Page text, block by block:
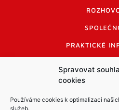
Spravovat
cookies
Používáme cookies k optimalizaci
služeb.
PRAKTICKÉ
INFORMACE A
LOGO A